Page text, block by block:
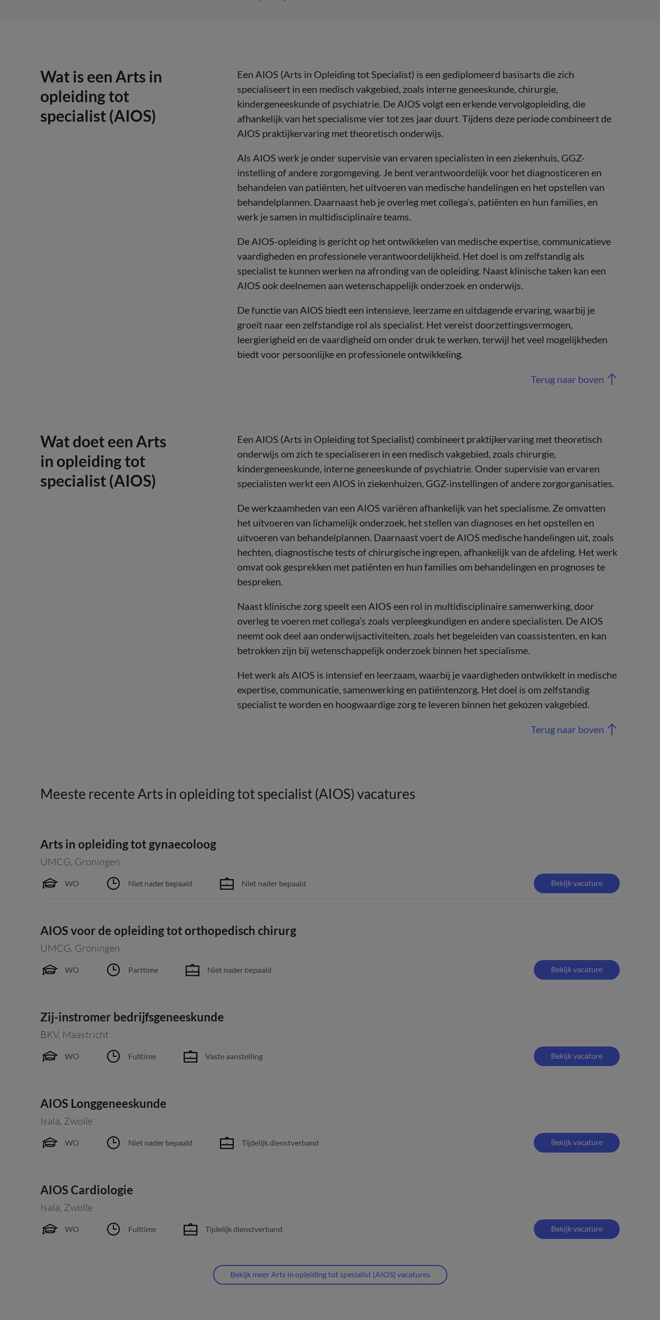
Wat is een Arts in
opleiding tot
specialist (AIOS)
Een AIOS (Arts in Opleiding tot Specialist) is een gediplomeerd basisarts die zich
specialiseert in een medisch vakgebied, zoals interne geneeskunde, chirurgie,
kindergeneeskunde of psychiatrie. De AIOS volgt een erkende vervolgopleiding, die
afhankelijk van het specialisme vier tot zes jaar duurt. Tijdens deze periode combineert de
AIOS praktijkervaring met theoretisch onderwijs.
Als AIOS werk je onder supervisie van ervaren specialisten in een ziekenhuis, GGZ-
instelling of andere zorgomgeving. Je bent verantwoordelijk voor het diagnosticeren en
behandelen van patiënten, het uitvoeren van medische handelingen en het opstellen van
behandelplannen. Daarnaast heb je overleg met collega’s, patiënten en hun families, en
werk je samen in multidisciplinaire teams.
De AIOS-opleiding is gericht op het ontwikkelen van medische expertise, communicatieve
vaardigheden en professionele verantwoordelijkheid. Het doel is om zelfstandig als
specialist te kunnen werken na afronding van de opleiding. Naast klinische taken kan een
AIOS ook deelnemen aan wetenschappelijk onderzoek en onderwijs.
De functie van AIOS biedt een intensieve, leerzame en uitdagende ervaring, waarbij je
groeit naar een zelfstandige rol als specialist. Het vereist doorzettingsvermogen,
leergierigheid en de vaardigheid om onder druk te werken, terwijl het veel mogelijkheden
biedt voor persoonlijke en professionele ontwikkeling.
Terug naar boven
Wat doet een Arts
in opleiding tot
specialist (AIOS)
Een AIOS (Arts in Opleiding tot Specialist) combineert praktijkervaring met theoretisch
onderwijs om zich te specialiseren in een medisch vakgebied, zoals chirurgie,
kindergeneeskunde, interne geneeskunde of psychiatrie. Onder supervisie van ervaren
specialisten werkt een AIOS in ziekenhuizen, GGZ-instellingen of andere zorgorganisaties.
De werkzaamheden van een AIOS variëren afhankelijk van het specialisme. Ze omvatten
het uitvoeren van lichamelijk onderzoek, het stellen van diagnoses en het opstellen en
uitvoeren van behandelplannen. Daarnaast voert de AIOS medische handelingen uit, zoals
hechten, diagnostische tests of chirurgische ingrepen, afhankelijk van de afdeling. Het werk
omvat ook gesprekken met patiënten en hun families om behandelingen en prognoses te
bespreken.
Naast klinische zorg speelt een AIOS een rol in multidisciplinaire samenwerking, door
overleg te voeren met collega’s zoals verpleegkundigen en andere specialisten. De AIOS
neemt ook deel aan onderwijsactiviteiten, zoals het begeleiden van coassistenten, en kan
betrokken zijn bij wetenschappelijk onderzoek binnen het specialisme.
Het werk als AIOS is intensief en leerzaam, waarbij je vaardigheden ontwikkelt in medische
expertise, communicatie, samenwerking en patiëntenzorg. Het doel is om zelfstandig
specialist te worden en hoogwaardige zorg te leveren binnen het gekozen vakgebied.
Terug naar boven
Meeste recente Arts in opleiding tot specialist (AIOS) vacatures
Arts in opleiding tot gynaecoloog
UMCG, Groningen
WO Niet nader bepaald Niet nader bepaald Bekijk vacature
AIOS voor de opleiding tot orthopedisch chirurg
UMCG, Groningen
WO Parttime Niet nader bepaald Bekijk vacature
Zij-instromer bedrijfsgeneeskunde
BKV, Maastricht
WO Fulltime Vaste aanstelling Bekijk vacature
AIOS Longgeneeskunde
Isala, Zwolle
WO Niet nader bepaald Tijdelijk dienstverband Bekijk vacature
AIOS Cardiologie
Isala, Zwolle
WO Fulltime Tijdelijk dienstverband Bekijk vacature
Bekijk meer Arts in opleiding tot specialist (AIOS) vacatures